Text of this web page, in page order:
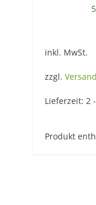
inkl. MwSt.
zzgl.
Lieferzeit: 2
Produkt